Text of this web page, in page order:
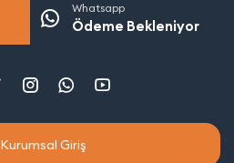
Whatsapp
Ödeme Bekleniyor
Kurumsal Giriş